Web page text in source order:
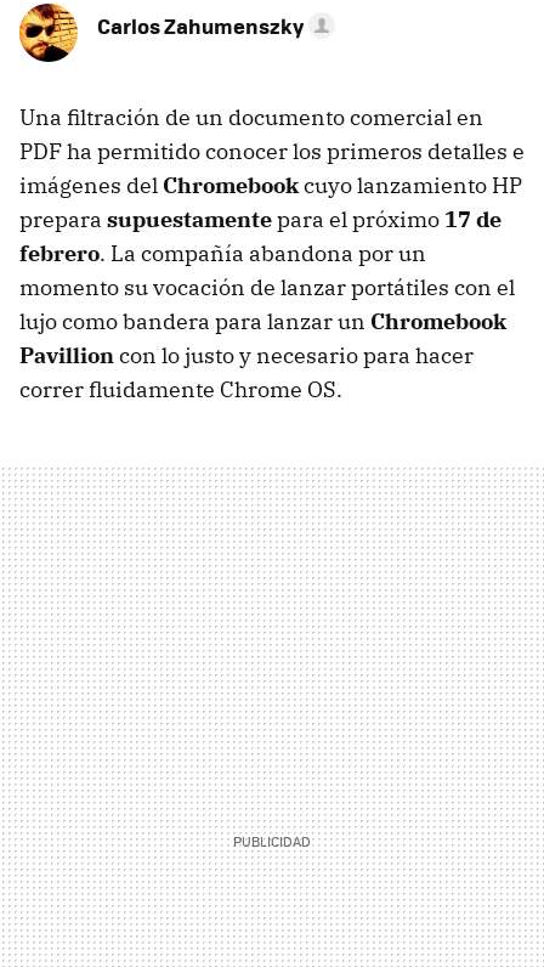
Carlos Zahumenszky
Una filtración de un documento comercial en
PDF ha permitido conocer los primeros detalles e
imágenes del Chromebookcuyo lanzamiento HP
prepara supuestamentepara el próximo 17 de
febrero. La compañía abandona por un
momento su vocación de lanzar portátiles con el
lujo como bandera para lanzar un Chromebook
Pavillioncon lo justo y necesario para hacer
correr fluidamente Chrome OS.